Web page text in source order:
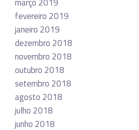
fevereiro 2019
janeiro 2019
dezembro 2018
novembro 2018
outubro 2018
setembro 2018
agosto 2018
julho 2018
junho 2018